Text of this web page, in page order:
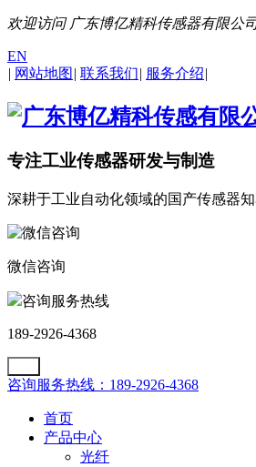
欢迎访问 广东博亿精科传感器有限公
EN
| 网站地图 | 联系我们| 服务介绍|
专注工业传感器研发与制造
深耕于工业自动化领域的国产传感器
微信咨询
咨询服务热线
189-2926-4368
咨询服务热线：189-2926-4368
首页
产品中心
光纤